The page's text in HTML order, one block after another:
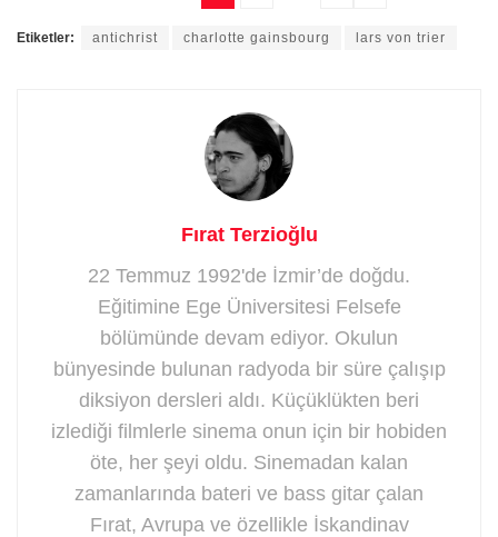
Etiketler: antichrist charlotte gainsbourg lars von trier
Fırat Terzioğlu
22 Temmuz 1992'de İzmir’de doğdu.
Eğitimine Ege Üniversitesi Felsefe
bölümünde devam ediyor. Okulun
bünyesinde bulunan radyoda bir süre çalışıp
diksiyon dersleri aldı. Küçüklükten beri
izlediği filmlerle sinema onun için bir hobiden
öte, her şeyi oldu. Sinemadan kalan
zamanlarında bateri ve bass gitar çalan
Fırat, Avrupa ve özellikle İskandinav